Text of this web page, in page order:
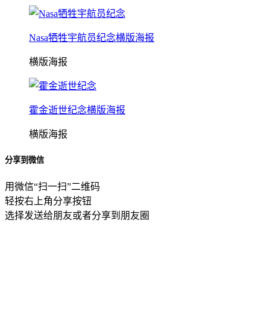
Nasa牺牲宇航员纪念横版海报
横版海报
霍金逝世纪念横版海报
横版海报
分享到微信
用微信“扫一扫”二维码
轻按右上角分享按钮
选择发送给朋友或者分享到朋友圈